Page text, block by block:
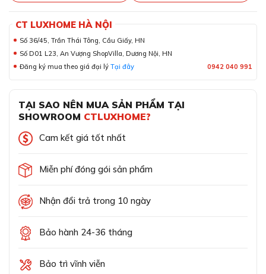
CT LUXHOME HÀ NỘI
Số 36/45, Trần Thái Tông, Cầu Giấy, HN
Số D01 L23, An Vượng ShopVilla, Dương Nội, HN
Đăng ký mua theo giá đại lý Tại đây 0942 040 991
TẠI SAO NÊN MUA SẢN PHẨM TẠI
SHOWROOM CTLUXHOME?
Cam kết giá tốt nhất
Miễn phí đóng gói sản phẩm
Nhận đổi trả trong 10 ngày
Bảo hành 24-36 tháng
Bảo trì vĩnh viễn